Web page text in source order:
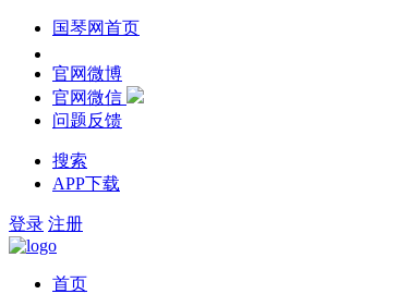
国琴网首页
官网微博
官网微信
问题反馈
搜索
APP下载
登录 注册
首页